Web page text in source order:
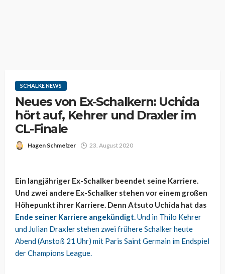
SCHALKE NEWS
Neues von Ex-Schalkern: Uchida
hört auf, Kehrer und Draxler im
CL-Finale
Hagen Schmelzer 23. August 2020
Ein langjähriger Ex-Schalker beendet seine Karriere.
Und zwei andere Ex-Schalker stehen vor einem großen
Höhepunkt ihrer Karriere. Denn Atsuto Uchida hat das
Ende seiner Karriere angekündigt.Und in Thilo Kehrer
und Julian Draxler stehen zwei frühere Schalker heute
Abend (Anstoß 21 Uhr) mit Paris Saint Germain im Endspiel
der Champions League.